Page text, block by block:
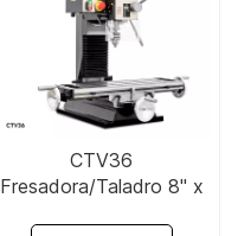
CTV36
Fresadora/Taladro 8" x